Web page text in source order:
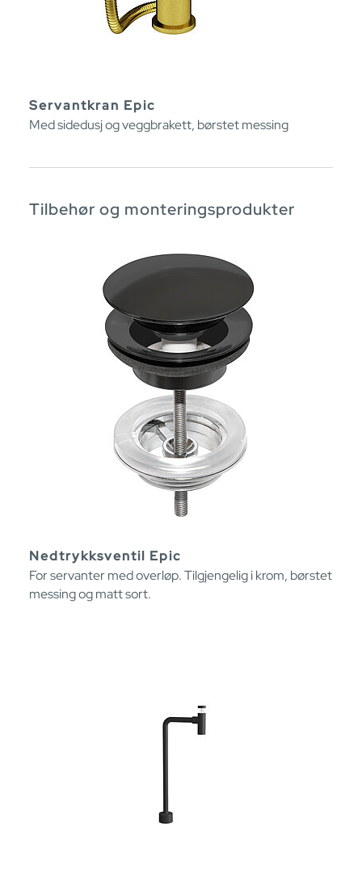
Servantkran Epic
Med sidedusj og veggbrakett, børstet messing
Tilbehør og monteringsprodukter
Nedtrykksventil Epic
For servanter med overløp. Tilgjengelig i krom, børstet
messing og matt sort.